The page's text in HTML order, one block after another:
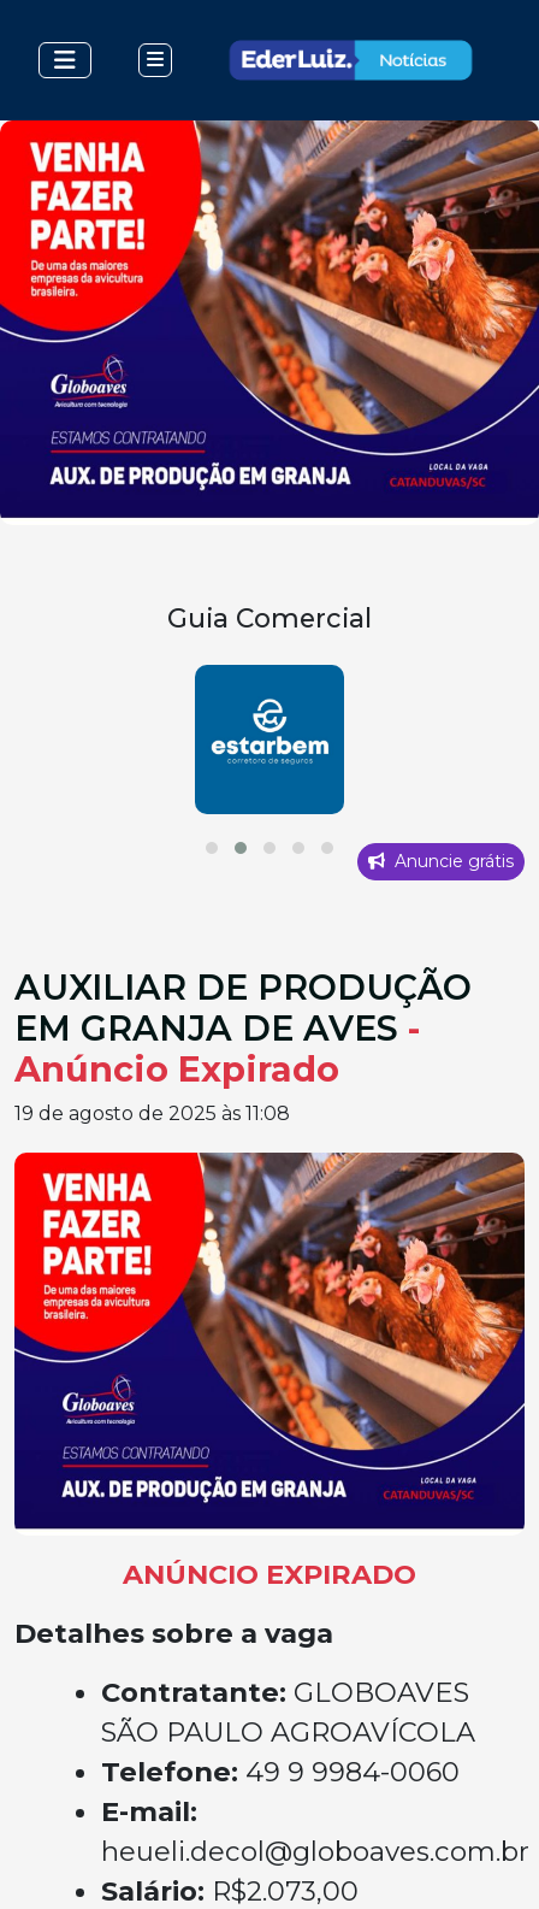
Guia Comercial
Anuncie grátis
AUXILIAR DE PRODUÇÃO
EM GRANJA DE AVES -
Anúncio Expirado
19 de agosto de 2025 às 11:08
ANÚNCIO EXPIRADO
Detalhes sobre a vaga
Contratante: GLOBOAVES
SÃO PAULO AGROAVÍCOLA
Telefone: 49 9 9984-0060
E-mail:
heueli.decol@globoaves.com.br
Salário: R$2.073,00